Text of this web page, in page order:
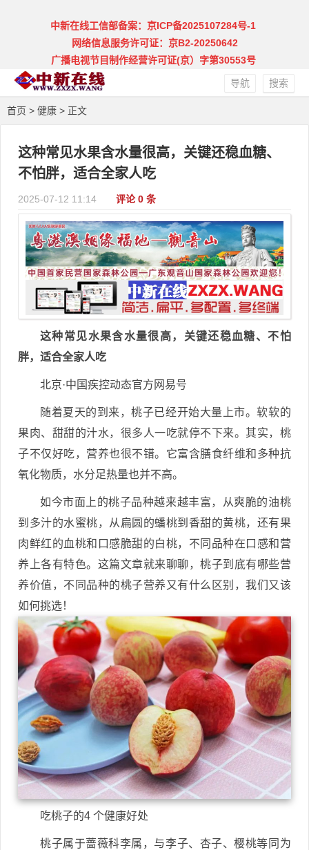
中新在线工信部备案：京ICP备2025107284号-1
网络信息服务许可证：京B2-20250642
广播电视节目制作经营许可证(京）字第30553号
搜索
导航
首页 > 健康 > 正文
这种常见水果含水量很高，关键还稳血糖、
不怕胖，适合全家人吃
2025-07-12 11:14 评论 0 条
这种常见水果含水量很高，关键还稳血糖、不怕
胖，适合全家人吃
北京·中国疾控动态官方网易号
随着夏天的到来，桃子已经开始大量上市。软软的
果肉、甜甜的汁水，很多人一吃就停不下来。其实，桃
子不仅好吃，营养也很不错。它富含膳食纤维和多种抗
氧化物质，水分足热量也并不高。
如今市面上的桃子品种越来越丰富，从爽脆的油桃
到多汁的水蜜桃，从扁圆的蟠桃到香甜的黄桃，还有果
肉鲜红的血桃和口感脆甜的白桃，不同品种在口感和营
养上各有特色。这篇文章就来聊聊，桃子到底有哪些营
养价值，不同品种的桃子营养又有什么区别，我们又该
如何挑选！
吃桃子的4 个健康好处
桃子属于蔷薇科李属，与李子、杏子、樱桃等同为